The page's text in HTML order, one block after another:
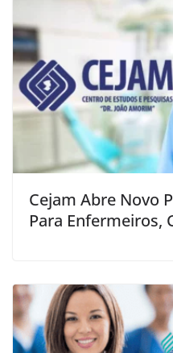
Cejam Abre Novo
Para Enfermeiros,